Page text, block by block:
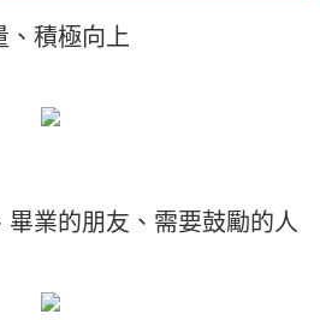
、積極向上
業的朋友、需要鼓勵的人